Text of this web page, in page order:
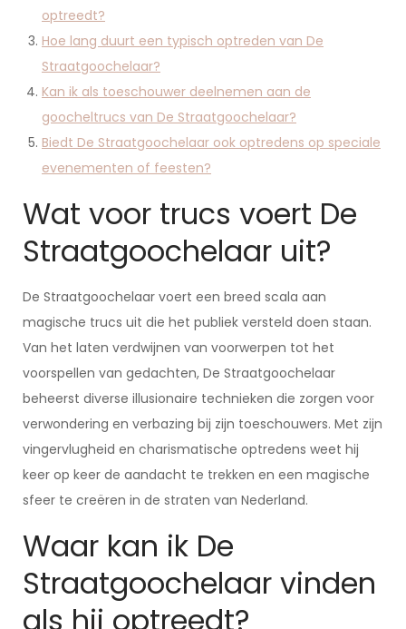
optreedt?
Hoe lang duurt een typisch optreden van De
Straatgoochelaar?
Kan ik als toeschouwer deelnemen aan de
goocheltrucs van De Straatgoochelaar?
Biedt De Straatgoochelaar ook optredens op speciale
evenementen of feesten?
Wat voor trucs voert De
Straatgoochelaar uit?
De Straatgoochelaar voert een breed scala aan
magische trucs uit die het publiek versteld doen staan.
Van het laten verdwijnen van voorwerpen tot het
voorspellen van gedachten, De Straatgoochelaar
beheerst diverse illusionaire technieken die zorgen voor
verwondering en verbazing bij zijn toeschouwers. Met zijn
vingervlugheid en charismatische optredens weet hij
keer op keer de aandacht te trekken en een magische
sfeer te creëren in de straten van Nederland.
Waar kan ik De
Straatgoochelaar vinden
als hij optreedt?